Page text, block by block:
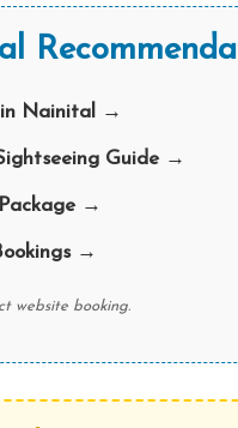
in Nainital →
Guide →
→
→
website booking.